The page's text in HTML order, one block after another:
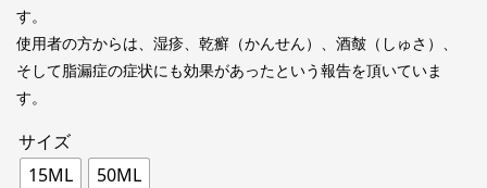
す。
使用者の方からは、湿疹、乾癬（かんせん）、酒皶（しゅさ）、
そして脂漏症の症状にも効果があったという報告を頂いていま
す。
サイズ
15ML
50ML